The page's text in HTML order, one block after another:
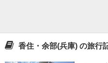
香住・余部(兵庫) の旅行